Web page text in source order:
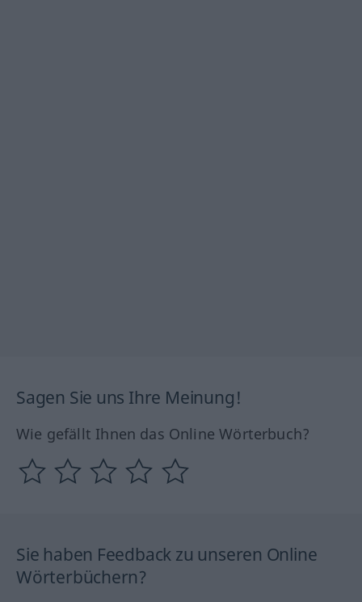
Sagen Sie uns Ihre Meinung!
Wie gefällt Ihnen das Online Wörterbuch?
Sie haben Feedback zu unseren Online
Wörterbüchern?